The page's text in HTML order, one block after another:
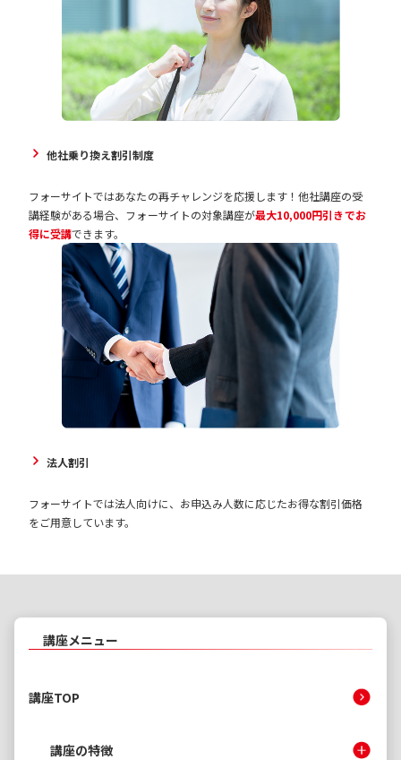
他社乗り換え割引制度
フォーサイトではあなたの再チャレンジを応援します！他社講座の受
講経験がある場合、フォーサイトの対象講座が最大10,000円引きでお
得に受講できます。
法人割引
フォーサイトでは法人向けに、お申込み人数に応じたお得な割引価格
をご用意しています。
講座メニュー
講座TOP
講座の特徴